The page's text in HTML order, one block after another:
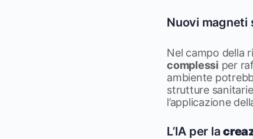
Nuovi magneti
Nel campo della
complessi per
ambiente
strutture
l’applicazione
L’IA per la